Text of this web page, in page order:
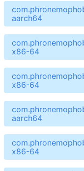
aarch64
x86-64
x86-64
aarch64
x86-64